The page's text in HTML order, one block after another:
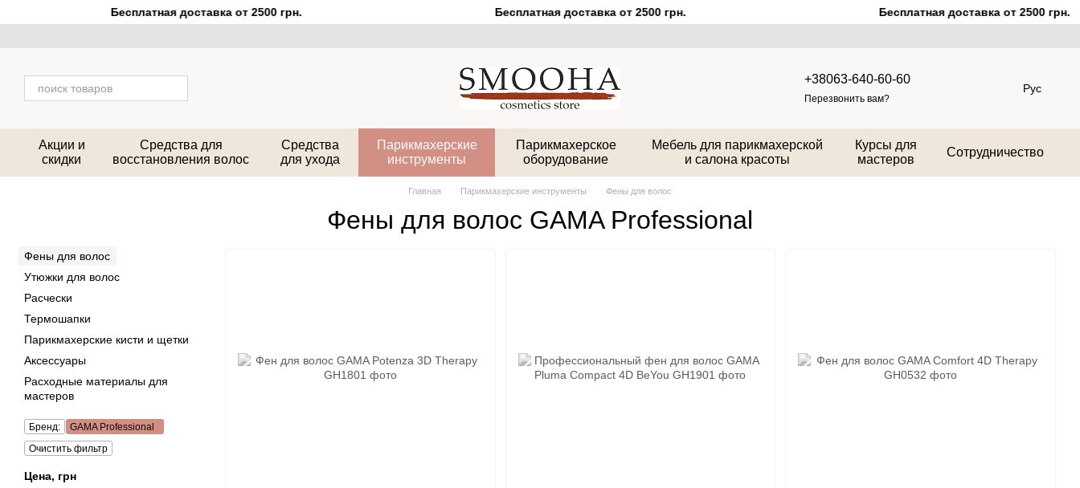
Перейти к основному контенту
Бесплатная доставка от 2500 грн. Бесплатная доставка от 2500 грн. Бесплатная доставка от 2500 грн.
+38063-640-60-60
Перезвонить вам?
Рус
Акции и
скидки
Средства для
восстановления волос
Средства
для ухода
Парикмахерские
инструменты
Парикмахерское
оборудование
Мебель для парикмахерской
и салона красоты
Курсы для
мастеров
Сотрудничество
Главная Парикмахерские инструменты Фены для волос
Фены для волос GAMA Professional
Фены для волос
Утюжки для волос
Расчески
Термошапки
Парикмахерские кисти и щетки
Аксессуары
Расходные материалы для
мастеров
Бренд:
GAMA Professional
Очистить фильтр
Цена, грн